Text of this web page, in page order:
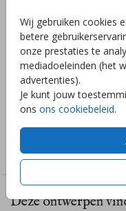
Wij gebruiken cookies
betere
onze prestaties te
mediadoeleinden (het
advertenties).
Je kunt jouw
ons ons cookiebeleid.
Kies uit nog meer
Bijzonder openslaand
een omgekeerde
opgemaakt op 11cm, wil
een berichtje, dan
Toon meer
Collectie
Geboorte
Deze ontwerpen